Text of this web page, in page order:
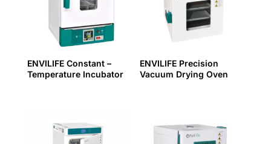
ENVILIFE Constant –
Temperature Incubator
ENVILIFE Precision
Vacuum Drying Oven